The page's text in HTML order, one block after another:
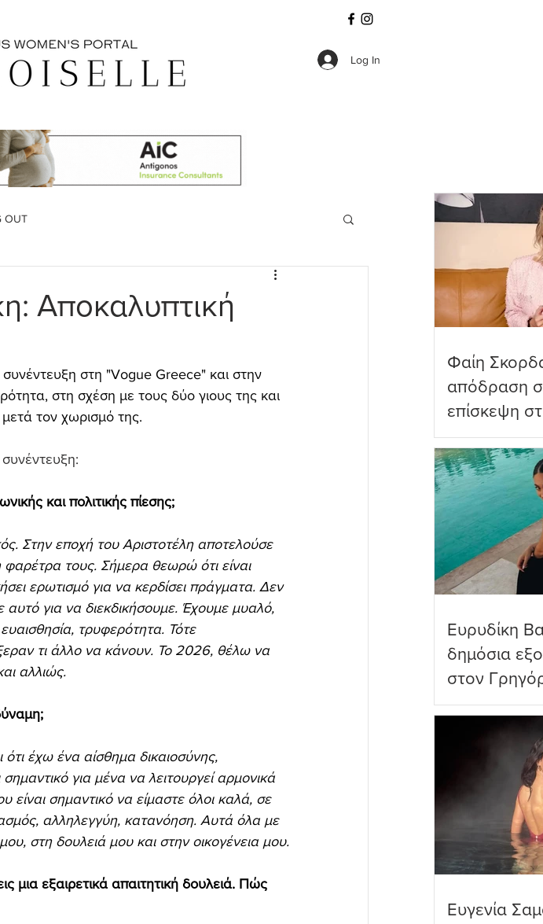
Log In
OUT
Αποκαλυπτική
στη "Vogue Greece" και στην
στη σχέση με τους δύο γιους της και
τον χωρισμό της.
και πολιτικής πίεσης;
Στην εποχή του Αριστοτέλη αποτελούσε
φαρέτρα τους. Σήμερα θεωρώ ότι είναι
ερωτισμό για να κερδίσει πράγματα. Δεν
για να διεκδικήσουμε. Έχουμε μυαλό,
τρυφερότητα. Τότε
τι άλλο να κάνουν. Το 2026, θέλω να
αλλιώς.
ότι έχω ένα αίσθημα δικαιοσύνης,
για μένα να λειτουργεί αρμονικά
σημαντικό να είμαστε όλοι καλά, σε
αλληλεγγύη, κατανόηση. Αυτά όλα με
στη δουλειά μου και στην οικογένεια μου.
μια εξαιρετικά απαιτητική δουλειά. Πώς
Φαίη
απόδραση
επίσκεψη
Πανορμίτη
Ευρυδίκη
δημόσια
στον
όνειρα
Ευγενία